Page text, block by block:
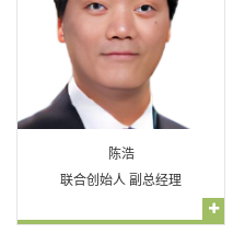
陈浩
联合创始人 副总经理